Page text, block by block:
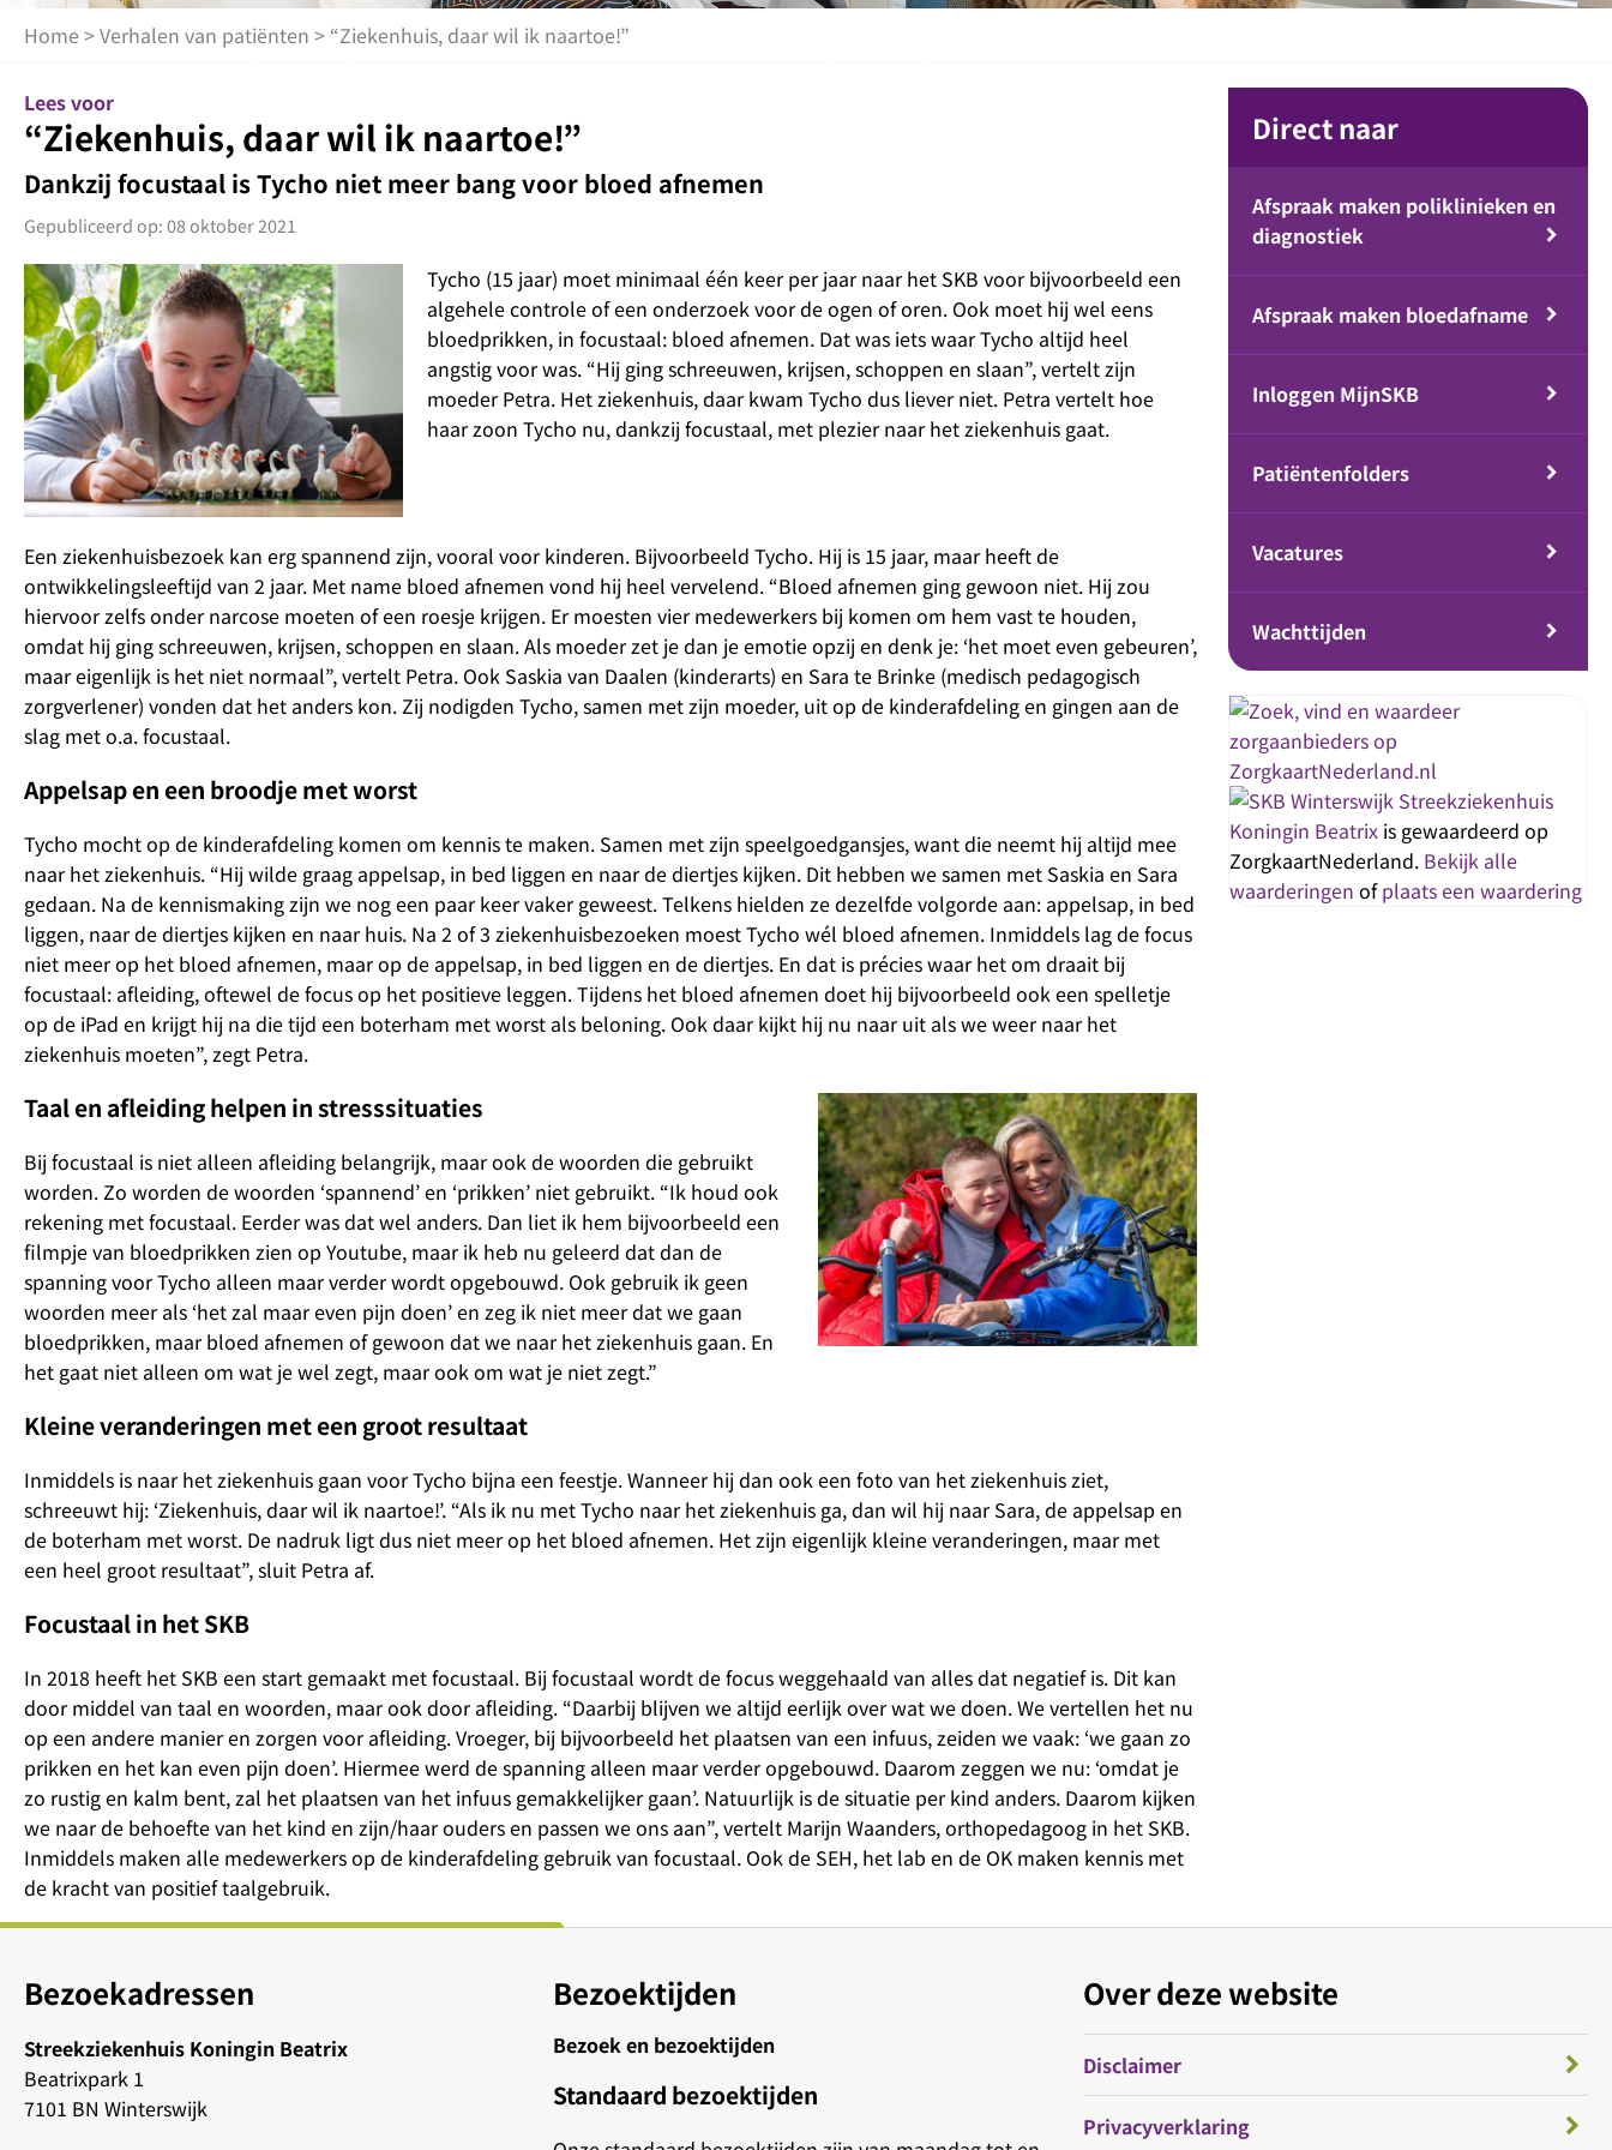
Home >Verhalen van patiënten > “Ziekenhuis, daar wil ik naartoe!”
Lees voor
“Ziekenhuis, daar wil ik naartoe!”
Dankzij focustaal is Tycho niet meer bang voor bloed afnemen
Gepubliceerd op: 08 oktober 2021
Tycho (15 jaar) moet minimaal één keer per jaar naar het SKB voor bijvoorbeeld een
algehele controle of een onderzoek voor de ogen of oren. Ook moet hij wel eens
bloedprikken, in focustaal: bloed afnemen. Dat was iets waar Tycho altijd heel
angstig voor was. “Hij ging schreeuwen, krijsen, schoppen en slaan”, vertelt zijn
moeder Petra. Het ziekenhuis, daar kwam Tycho dus liever niet. Petra vertelt hoe
haar zoon Tycho nu, dankzij focustaal, met plezier naar het ziekenhuis gaat.
Een ziekenhuisbezoek kan erg spannend zijn, vooral voor kinderen. Bijvoorbeeld Tycho. Hij is 15 jaar, maar heeft de
ontwikkelingsleeftijd van 2 jaar. Met name bloed afnemen vond hij heel vervelend. “Bloed afnemen ging gewoon niet. Hij zou
hiervoor zelfs onder narcose moeten of een roesje krijgen. Er moesten vier medewerkers bij komen om hem vast te houden,
omdat hij ging schreeuwen, krijsen, schoppen en slaan. Als moeder zet je dan je emotie opzij en denk je: ‘het moet even gebeuren’,
maar eigenlijk is het niet normaal”, vertelt Petra. Ook Saskia van Daalen (kinderarts) en Sara te Brinke (medisch pedagogisch
zorgverlener) vonden dat het anders kon. Zij nodigden Tycho, samen met zijn moeder, uit op de kinderafdeling en gingen aan de
slag met o.a. focustaal.
Appelsap en een broodje met worst
Tycho mocht op de kinderafdeling komen om kennis te maken. Samen met zijn speelgoedgansjes, want die neemt hij altijd mee
naar het ziekenhuis. “Hij wilde graag appelsap, in bed liggen en naar de diertjes kijken. Dit hebben we samen met Saskia en Sara
gedaan. Na de kennismaking zijn we nog een paar keer vaker geweest. Telkens hielden ze dezelfde volgorde aan: appelsap, in bed
liggen, naar de diertjes kijken en naar huis. Na 2 of 3 ziekenhuisbezoeken moest Tycho wél bloed afnemen. Inmiddels lag de focus
niet meer op het bloed afnemen, maar op de appelsap, in bed liggen en de diertjes. En dat is précies waar het om draait bij
focustaal: afleiding, oftewel de focus op het positieve leggen. Tijdens het bloed afnemen doet hij bijvoorbeeld ook een spelletje
op de iPad en krijgt hij na die tijd een boterham met worst als beloning. Ook daar kijkt hij nu naar uit als we weer naar het
ziekenhuis moeten”, zegt Petra.
Taal en afleiding helpen in stresssituaties
Bij focustaal is niet alleen afleiding belangrijk, maar ook de woorden die gebruikt
worden. Zo worden de woorden ‘spannend’ en ‘prikken’ niet gebruikt. “Ik houd ook
rekening met focustaal. Eerder was dat wel anders. Dan liet ik hem bijvoorbeeld een
filmpje van bloedprikken zien op Youtube, maar ik heb nu geleerd dat dan de
spanning voor Tycho alleen maar verder wordt opgebouwd. Ook gebruik ik geen
woorden meer als ‘het zal maar even pijn doen’ en zeg ik niet meer dat we gaan
bloedprikken, maar bloed afnemen of gewoon dat we naar het ziekenhuis gaan. En
het gaat niet alleen om wat je wel zegt, maar ook om wat je niet zegt.”
Kleine veranderingen met een groot resultaat
Inmiddels is naar het ziekenhuis gaan voor Tycho bijna een feestje. Wanneer hij dan ook een foto van het ziekenhuis ziet,
schreeuwt hij: ‘Ziekenhuis, daar wil ik naartoe!’. “Als ik nu met Tycho naar het ziekenhuis ga, dan wil hij naar Sara, de appelsap en
de boterham met worst. De nadruk ligt dus niet meer op het bloed afnemen. Het zijn eigenlijk kleine veranderingen, maar met
een heel groot resultaat”, sluit Petra af.
Focustaal in het SKB
In 2018 heeft het SKB een start gemaakt met focustaal. Bij focustaal wordt de focus weggehaald van alles dat negatief is. Dit kan
door middel van taal en woorden, maar ook door afleiding. “Daarbij blijven we altijd eerlijk over wat we doen. We vertellen het nu
op een andere manier en zorgen voor afleiding. Vroeger, bij bijvoorbeeld het plaatsen van een infuus, zeiden we vaak: ‘we gaan zo
prikken en het kan even pijn doen’. Hiermee werd de spanning alleen maar verder opgebouwd. Daarom zeggen we nu: ‘omdat je
zo rustig en kalm bent, zal het plaatsen van het infuus gemakkelijker gaan’. Natuurlijk is de situatie per kind anders. Daarom kijken
we naar de behoefte van het kind en zijn/haar ouders en passen we ons aan”, vertelt Marijn Waanders, orthopedagoog in het SKB.
Inmiddels maken alle medewerkers op de kinderafdeling gebruik van focustaal. Ook de SEH, het lab en de OK maken kennis met
de kracht van positief taalgebruik.
Direct naar
Afspraak maken poliklinieken en
diagnostiek
Afspraak maken bloedafname
Inloggen MijnSKB
Patiëntenfolders
Vacatures
Wachttijden
Streekziekenhuis
Koningin Beatrix is gewaardeerd op
ZorgkaartNederland. Bekijk alle
waarderingen ofplaats een waardering
Bezoekadressen
Streekziekenhuis Koningin Beatrix
Beatrixpark 1
7101 BN Winterswijk
Bezoektijden
Bezoek en bezoektijden
Standaard bezoektijden
Over deze website
Disclaimer
Privacyverklaring